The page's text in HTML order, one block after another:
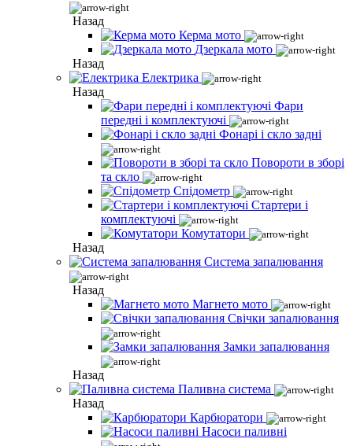
Назад
Керма мото
Дзеркала мото
Назад
Електрика
Назад
Фари
передні і комплектуючі
Фонарі і скло задні
Повороти в зборі
та скло
Спідометр
Стартери і
комплектуючі
Комутатори
Назад
Система запалювання
Назад
Магнето мото
Свічки запалювання
Замки запалювання
Назад
Паливна система
Назад
Карбюратори
Насоси паливні